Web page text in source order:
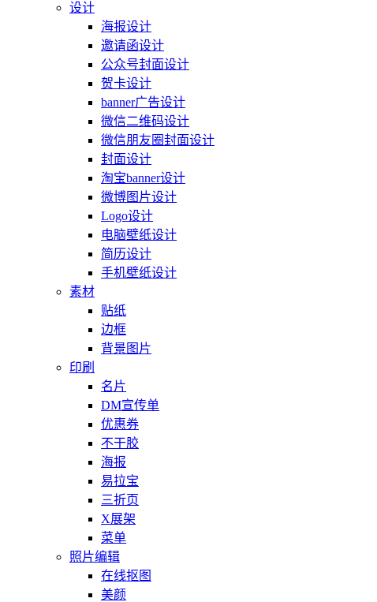
设计
海报设计
邀请函设计
公众号封面设计
贺卡设计
banner广告设计
微信二维码设计
微信朋友圈封面设计
封面设计
淘宝banner设计
微博图片设计
Logo设计
电脑壁纸设计
简历设计
手机壁纸设计
素材
贴纸
边框
背景图片
印刷
名片
DM宣传单
优惠券
不干胶
海报
易拉宝
三折页
X展架
菜单
照片编辑
在线抠图
美颜